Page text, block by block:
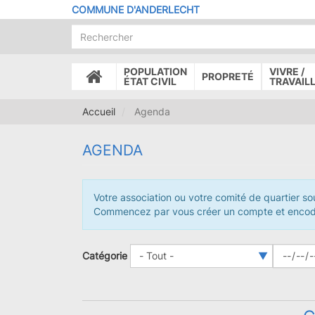
au
COMMUNE D'ANDERLECHT
ACCUEIL
POPULATION
ÉTAT CIVIL
PROPRETÉ
VIVRE /
Accueil Agenda
AGENDA
Votre association ou votre comité de quartier
Commencez par vous créer un compte et
Catégorie